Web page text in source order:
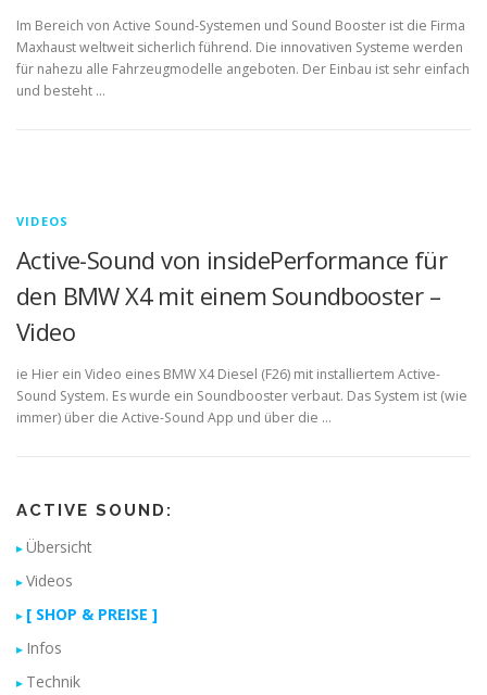
Im Bereich von Active Sound-Systemen und Sound Booster ist die Firma
Maxhaust weltweit sicherlich führend. Die innovativen Systeme werden
für nahezu alle Fahrzeugmodelle angeboten. Der Einbau ist sehr einfach
und besteht …
VIDEOS
Active-Sound von insidePerformance für
den BMW X4 mit einem Soundbooster –
Video
ie Hier ein Video eines BMW X4 Diesel (F26) mit installiertem Active-
Sound System. Es wurde ein Soundbooster verbaut. Das System ist (wie
immer) über die Active-Sound App und über die …
ACTIVE SOUND:
Übersicht
Videos
[ SHOP & PREISE ]
Infos
Technik